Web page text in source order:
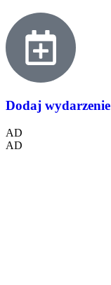
Dodaj wydarzenie
AD
AD